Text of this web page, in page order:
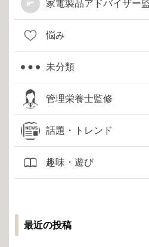
家電製品アドバイザー
悩み
未分類
管理栄養士監修
話題・トレンド
趣味・遊び
最近の投稿